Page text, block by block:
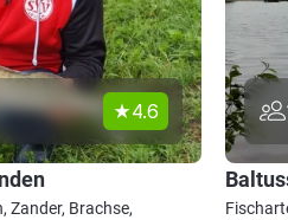
4.6
Zander, Brachse,